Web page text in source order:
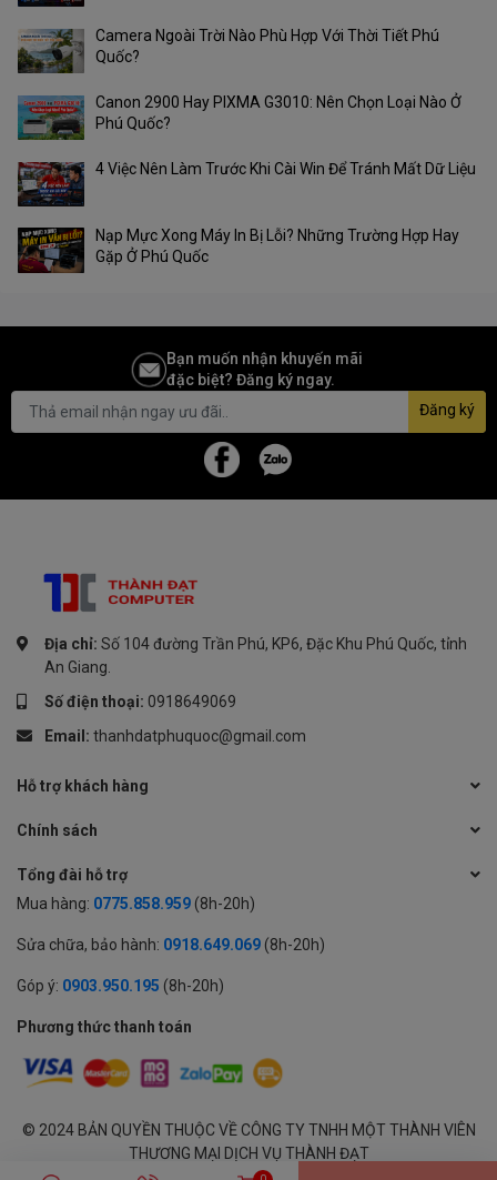
Camera Ngoài Trời Nào Phù Hợp Với Thời Tiết Phú
Quốc?
Canon 2900 Hay PIXMA G3010: Nên Chọn Loại Nào Ở
Phú Quốc?
4 Việc Nên Làm Trước Khi Cài Win Để Tránh Mất Dữ Liệu
Nạp Mực Xong Máy In Bị Lỗi? Những Trường Hợp Hay
Gặp Ở Phú Quốc
Bạn muốn nhận khuyến mãi
đặc biệt? Đăng ký ngay.
Đăng ký
Địa chỉ: Số 104 đường Trần Phú, KP6, Đặc Khu Phú Quốc, tỉnh
An Giang.
Số điện thoại: 0918649069
Email: thanhdatphuquoc@gmail.com
Hỗ trợ khách hàng
Chính sách
Tổng đài hỗ trợ
Mua hàng: 0775.858.959 (8h-20h)
Sửa chữa, bảo hành: 0918.649.069 (8h-20h)
Góp ý: 0903.950.195 (8h-20h)
Phương thức thanh toán
© 2024 BẢN QUYỀN THUỘC VỀ CÔNG TY TNHH MỘT THÀNH VIÊN
THƯƠNG MẠI DỊCH VỤ THÀNH ĐẠT
GPĐKKD: 1701594843 cấp tại Sở KH & ĐT Tỉnh An Giang | Cung cấp